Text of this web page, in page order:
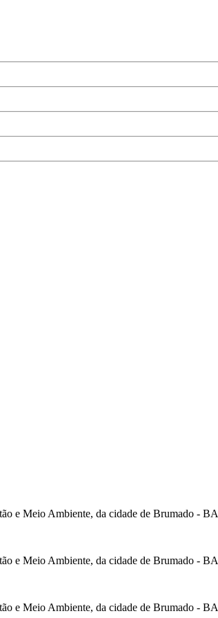
e Meio Ambiente, da cidade de Brumado - BA
e Meio Ambiente, da cidade de Brumado - BA
e Meio Ambiente, da cidade de Brumado - BA